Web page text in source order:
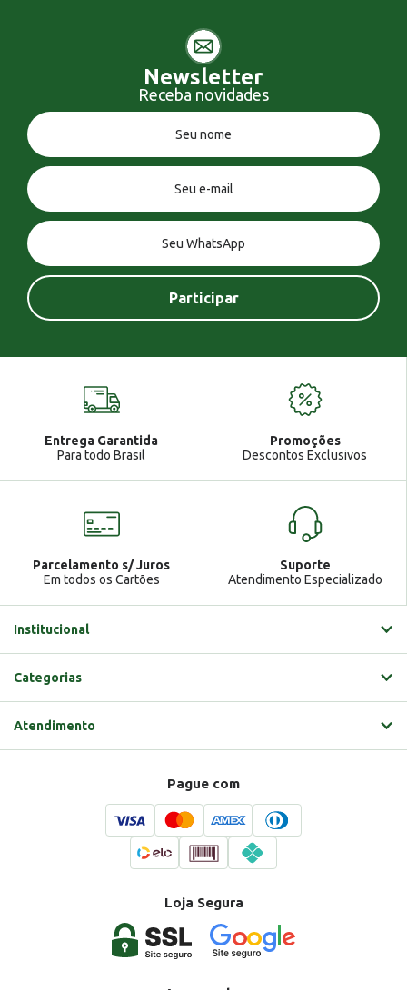
Newsletter
Receba novidades
Entrega Garantida
Para todo Brasil
Promoções
Descontos Exclusivos
Parcelamento s/ Juros
Em todos os Cartões
Suporte
Atendimento Especializado
Institucional
Categorias
Atendimento
Pague com
Loja Segura
Você tem uma mensagem!
Ga Atendimento
Gabrielle